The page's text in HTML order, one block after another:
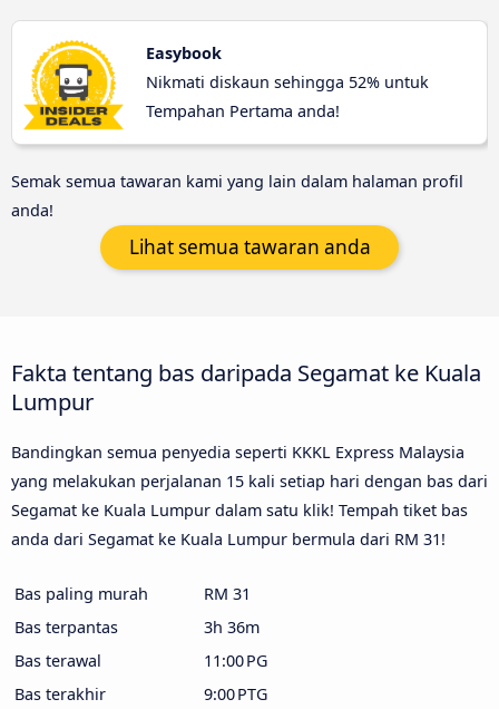
Easybook
Nikmati diskaun sehingga 52% untuk
Tempahan Pertama anda!
Semak semua tawaran kami yang lain dalam halaman profil
anda!
Lihat semua tawaran anda
Fakta tentang bas daripada Segamat ke Kuala
Lumpur
Bandingkan semua penyedia seperti KKKL Express Malaysia
yang melakukan perjalanan 15 kali setiap hari dengan bas dari
Segamat ke Kuala Lumpur dalam satu klik! Tempah tiket bas
anda dari Segamat ke Kuala Lumpur bermula dari RM 31!
Bas paling murah
RM 31
Bas terpantas
3h 36m
Bas terawal
11:00 PG
Bas terakhir
9:00 PTG